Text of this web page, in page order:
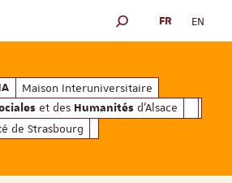
Maison Interuniversitaire des
Maison Interuniversitaire
et des Humanités d'Alsace
de Strasbourg
MOTEUR DE
FR EN